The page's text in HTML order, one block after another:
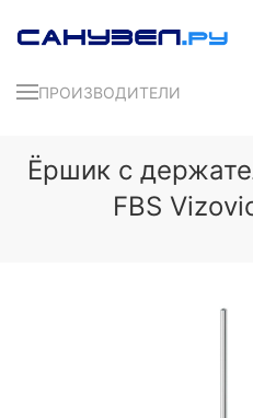
ПРОИЗВОДИТЕЛИ
Ёршик с
FBS